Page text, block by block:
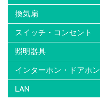
換気扇
スイッチ・コンセント
照明器具
インターホン・ドアホン
LAN